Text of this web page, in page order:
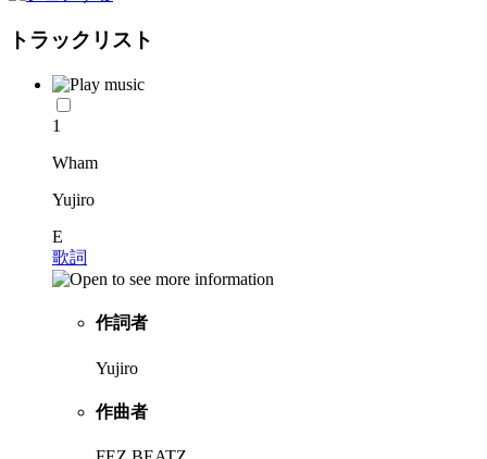
トラックリスト
1
Wham
Yujiro
E
歌詞
作詞者
Yujiro
作曲者